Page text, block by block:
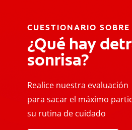
CUESTIONARIO
¿Qué hay
sonrisa?
Realice nuestra evaluación
para sacar el máximo
su rutina de cuidado